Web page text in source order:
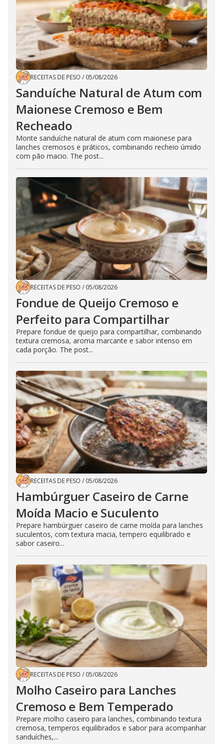
RECEITAS DE PESO / 05/08/2026
Sanduíche Natural de Atum com
Maionese Cremoso e Bem
Recheado
Monte sanduíche natural de atum com maionese para
lanches cremosos e práticos, combinando recheio úmido
com pão macio. The post...
RECEITAS DE PESO / 05/08/2026
Fondue de Queijo Cremoso e
Perfeito para Compartilhar
Prepare fondue de queijo para compartilhar, combinando
textura cremosa, aroma marcante e sabor intenso em
cada porção. The post...
RECEITAS DE PESO / 05/08/2026
Hambúrguer Caseiro de Carne
Moída Macio e Suculento
Prepare hambúrguer caseiro de carne moída para lanches
suculentos, com textura macia, tempero equilibrado e
sabor caseiro...
RECEITAS DE PESO / 05/08/2026
Molho Caseiro para Lanches
Cremoso e Bem Temperado
Prepare molho caseiro para lanches, combinando textura
cremosa, temperos equilibrados e sabor para acompanhar
sanduíches,...